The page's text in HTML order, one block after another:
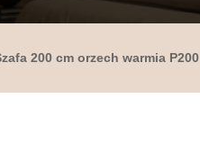
200 cm orzech warmia P200